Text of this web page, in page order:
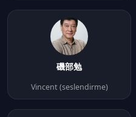
磯部勉
Vincent (seslendirme)